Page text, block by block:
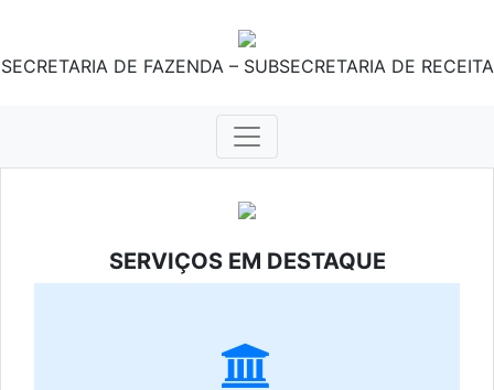
SECRETARIA DE FAZENDA – SUBSECRETARIA DE RECEITA
SERVIÇOS EM DESTAQUE